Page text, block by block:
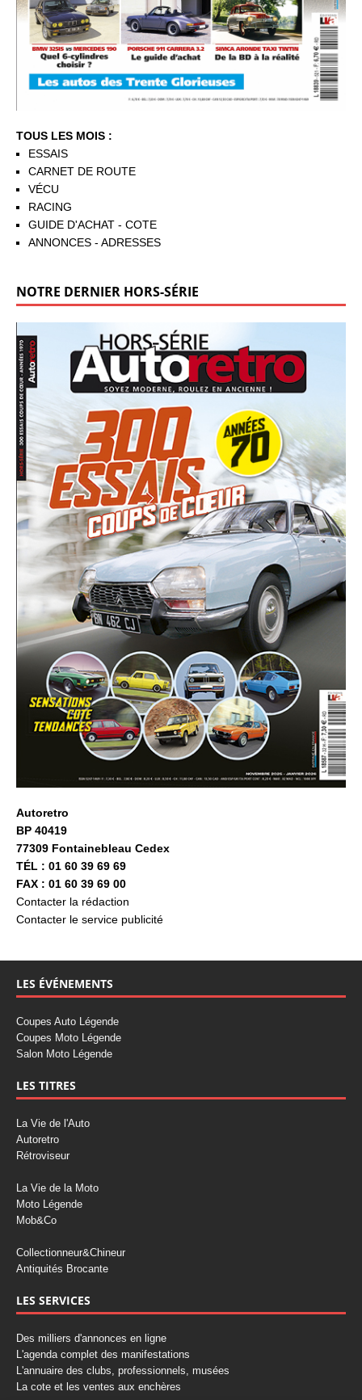
TOUS LES MOIS :
ESSAIS
CARNET DE ROUTE
VÉCU
RACING
GUIDE D'ACHAT - COTE
ANNONCES - ADRESSES
NOTRE DERNIER HORS-SÉRIE
Autoretro
BP 40419
77309 Fontainebleau Cedex
TÉL : 01 60 39 69 69
FAX : 01 60 39 69 00
Contacter la rédaction
Contacter le service publicité
LES ÉVÉNEMENTS
Coupes Auto Légende
Coupes Moto Légende
Salon Moto Légende
LES TITRES
La Vie de l'Auto
Autoretro
Rétroviseur
La Vie de la Moto
Moto Légende
Mob&Co
Collectionneur&Chineur
Antiquités Brocante
LES SERVICES
Des milliers d'annonces en ligne
L'agenda complet des manifestations
L'annuaire des clubs, professionnels, musées
La cote et les ventes aux enchères